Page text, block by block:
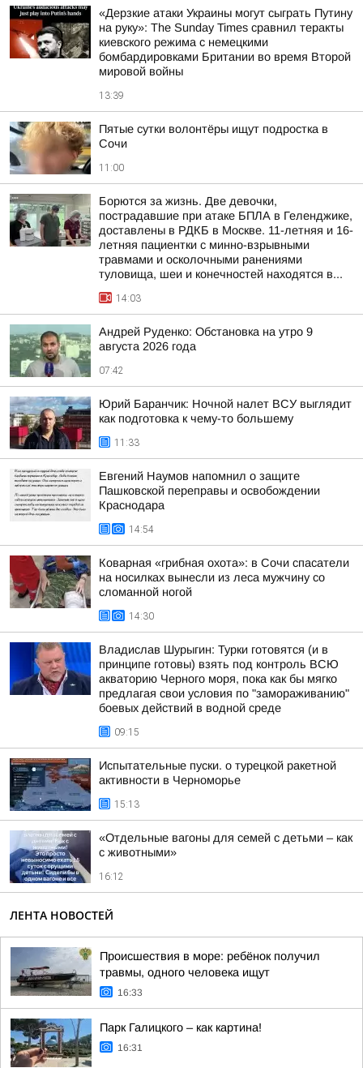
«Дерзкие атаки Украины могут сыграть Путину
на руку»: The Sunday Times сравнил теракты
киевского режима с немецкими
бомбардировками Британии во время Второй
мировой войны
13:39
Пятые сутки волонтёры ищут подростка в
Сочи
11:00
Борются за жизнь. Две девочки,
пострадавшие при атаке БПЛА в Геленджике,
доставлены в РДКБ в Москве. 11-летняя и 16-
летняя пациентки с минно-взрывными
травмами и осколочными ранениями
туловища, шеи и конечностей находятся в...
14:03
Андрей Руденко: Обстановка на утро 9
августа 2026 года
07:42
Юрий Баранчик: Ночной налет ВСУ выглядит
как подготовка к чему-то большему
11:33
Евгений Наумов напомнил о защите
Пашковской переправы и освобождении
Краснодара
14:54
Коварная «грибная охота»: в Сочи спасатели
на носилках вынесли из леса мужчину со
сломанной ногой
14:30
Владислав Шурыгин: Турки готовятся (и в
принципе готовы) взять под контроль ВСЮ
акваторию Черного моря, пока как бы мягко
предлагая свои условия по "замораживанию"
боевых действий в водной среде
09:15
Испытательные пуски. о турецкой ракетной
активности в Черноморье
15:13
«Отдельные вагоны для семей с детьми – как
с животными»
16:12
ЛЕНТА НОВОСТЕЙ
Происшествия в море: ребёнок получил
травмы, одного человека ищут
16:33
Парк Галицкого – как картина!
16:31